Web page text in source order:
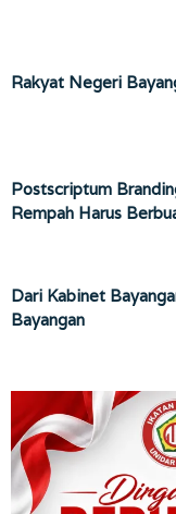
Rakyat Negeri
Postscriptum
Rempah Harus
Dari Kabinet
Bayangan